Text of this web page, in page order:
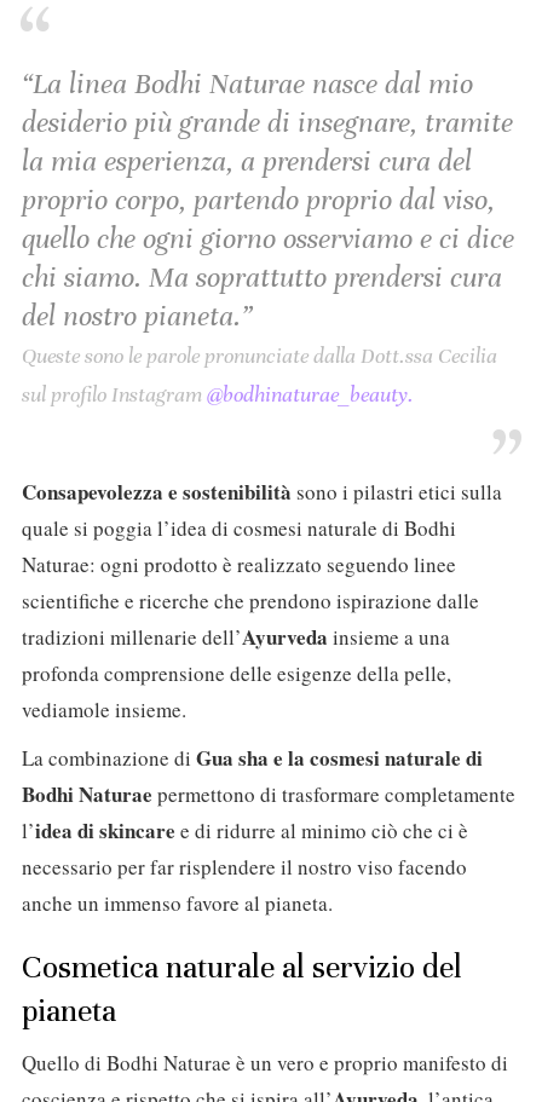
“La linea Bodhi Naturae nasce dal mio
desiderio più grande di insegnare, tramite
la mia esperienza, a prendersi cura del
proprio corpo, partendo proprio dal viso,
quello che ogni giorno osserviamo e ci dice
chi siamo. Ma soprattutto prendersi cura
del nostro pianeta.”
Queste sono le parole pronunciate dalla Dott.ssa Cecilia
sul profilo Instagram @bodhinaturae_beauty.
Consapevolezza e sostenibilità sono i pilastri etici sulla
quale si poggia l’idea di cosmesi naturale di Bodhi
Naturae: ogni prodotto è realizzato seguendo linee
scientifiche e ricerche che prendono ispirazione dalle
tradizioni millenarie dell’Ayurveda insieme a una
profonda comprensione delle esigenze della pelle,
vediamole insieme.
La combinazione di Gua sha e la cosmesi naturale di
Bodhi Naturae permettono di trasformare completamente
l’idea di skincare e di ridurre al minimo ciò che ci è
necessario per far risplendere il nostro viso facendo
anche un immenso favore al pianeta.
Cosmetica naturale al servizio del
pianeta
Quello di Bodhi Naturae è un vero e proprio manifesto di